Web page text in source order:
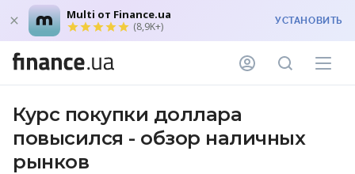
Multi от Finance.ua
(8,9K+) УСТАНОВИТЬ
Курс покупки доллара
повысился - обзор наличных
рынков